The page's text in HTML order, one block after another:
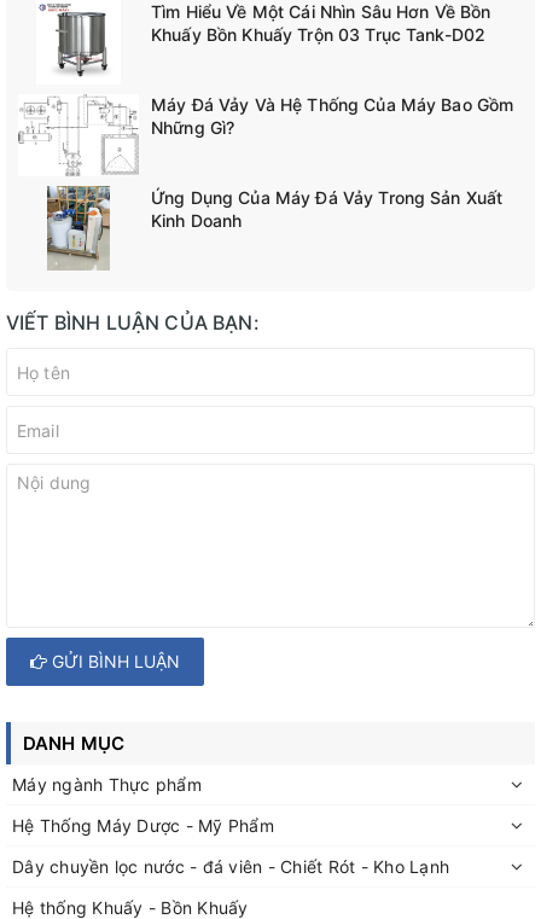
Tìm Hiểu Về Một Cái Nhìn Sâu Hơn Về Bồn
Khuấy Bồn Khuấy Trộn 03 Trục Tank-D02
Máy Đá Vảy Và Hệ Thống Của Máy Bao Gồm
Những Gì?
Ứng Dụng Của Máy Đá Vảy Trong Sản Xuất
Kinh Doanh
VIẾT BÌNH LUẬN CỦA BẠN:
GỬI BÌNH LUẬN
DANH MỤC
Máy ngành Thực phẩm
Hệ Thống Máy Dược - Mỹ Phẩm
Dây chuyền lọc nước - đá viên - Chiết Rót - Kho Lạnh
Hệ thống Khuấy - Bồn Khuấy